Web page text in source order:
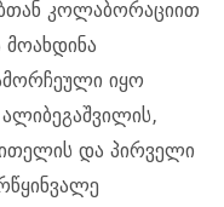
კოლაბორაციით
იყო
და პირველი